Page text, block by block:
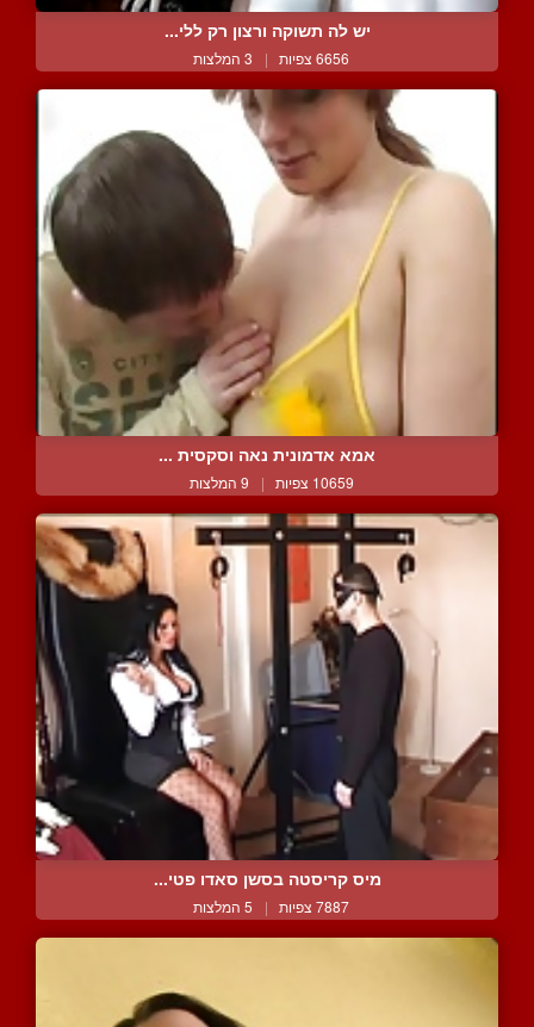
יש לה תשוקה ורצון רק ללי...
6656 צפיות | 3 המלצות
אמא אדמונית נאה וסקסית ...
10659 צפיות | 9 המלצות
מיס קריסטה בסשן סאדו פטי...
7887 צפיות | 5 המלצות